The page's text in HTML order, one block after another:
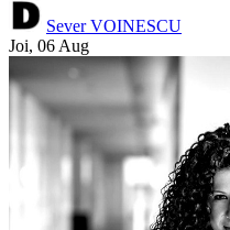
Sever VOINESCU
Joi, 06 Aug